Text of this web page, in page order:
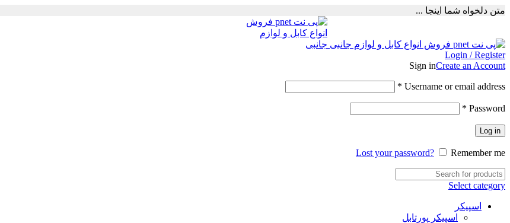
متن دلخواه شما اینجا ...
Login / Register
Sign inCreate an Account
Username or email address
*
Password
*
Log in
Lost your password? Remember me
Select category
اسپیکر
اسپیکر پورتابل